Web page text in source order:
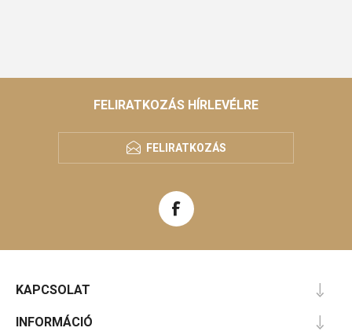
FELIRATKOZÁS HÍRLEVÉLRE
FELIRATKOZÁS
KAPCSOLAT
INFORMÁCIÓ